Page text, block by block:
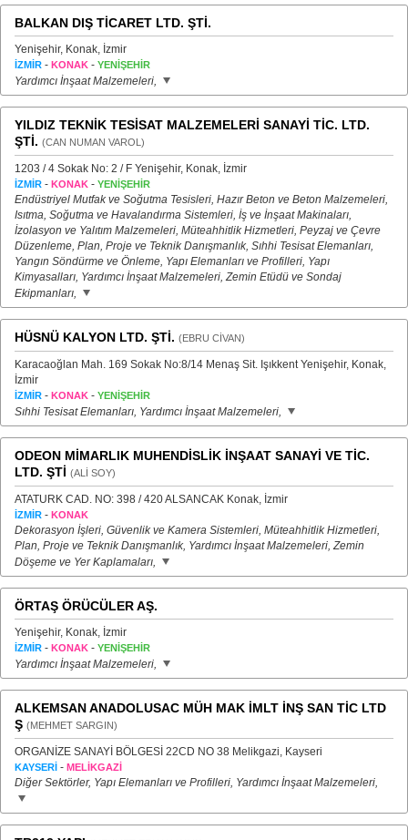
BALKAN DIŞ TİCARET LTD. ŞTİ.
Yenişehir, Konak, İzmir
İZMİR - KONAK - YENİŞEHİR
Yardımcı İnşaat Malzemeleri,
YILDIZ TEKNİK TESİSAT MALZEMELERİ SANAYİ TİC. LTD.
ŞTİ. (CAN NUMAN VAROL)
1203 / 4 Sokak No: 2 / F Yenişehir, Konak, İzmir
İZMİR - KONAK - YENİŞEHİR
Endüstriyel Mutfak ve Soğutma Tesisleri, Hazır Beton ve Beton Malzemeleri,
Isıtma, Soğutma ve Havalandırma Sistemleri, İş ve İnşaat Makinaları,
İzolasyon ve Yalıtım Malzemeleri, Müteahhitlik Hizmetleri, Peyzaj ve Çevre
Düzenleme, Plan, Proje ve Teknik Danışmanlık, Sıhhi Tesisat Elemanları,
Yangın Söndürme ve Önleme, Yapı Elemanları ve Profilleri, Yapı
Kimyasalları, Yardımcı İnşaat Malzemeleri, Zemin Etüdü ve Sondaj
Ekipmanları,
HÜSNÜ KALYON LTD. ŞTİ. (EBRU CİVAN)
Karacaoğlan Mah. 169 Sokak No:8/14 Menaş Sit. Işıkkent Yenişehir, Konak,
İzmir
İZMİR - KONAK - YENİŞEHİR
Sıhhi Tesisat Elemanları, Yardımcı İnşaat Malzemeleri,
ODEON MİMARLIK MUHENDİSLİK İNŞAAT SANAYİ VE TİC.
LTD. ŞTİ (ALİ SOY)
ATATURK CAD. NO: 398 / 420 ALSANCAK Konak, İzmir
İZMİR - KONAK
Dekorasyon İşleri, Güvenlik ve Kamera Sistemleri, Müteahhitlik Hizmetleri,
Plan, Proje ve Teknik Danışmanlık, Yardımcı İnşaat Malzemeleri, Zemin
Döşeme ve Yer Kaplamaları,
ÖRTAŞ ÖRÜCÜLER AŞ.
Yenişehir, Konak, İzmir
İZMİR - KONAK - YENİŞEHİR
Yardımcı İnşaat Malzemeleri,
ALKEMSAN ANADOLUSAC MÜH MAK İMLT İNŞ SAN TİC LTD
Ş (MEHMET SARGIN)
ORGANİZE SANAYİ BÖLGESİ 22CD NO 38 Melikgazi, Kayseri
KAYSERİ - MELİKGAZİ
Diğer Sektörler, Yapı Elemanları ve Profilleri, Yardımcı İnşaat Malzemeleri,